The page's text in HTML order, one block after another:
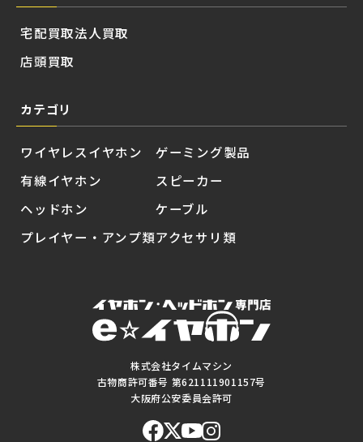
株式会社タイムマシン
古物商許可番号 第621111901157号
大阪府公安委員会許可
宅配買取
店頭買取
法人買取
カテゴリ
ワイヤレスイヤホン
有線イヤホン
ヘッドホン
プレイヤー・アンプ類
ゲーミング製品
スピーカー
ケーブル
アクセサリ類